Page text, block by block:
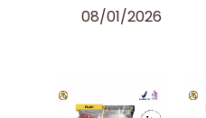
08/01/2026